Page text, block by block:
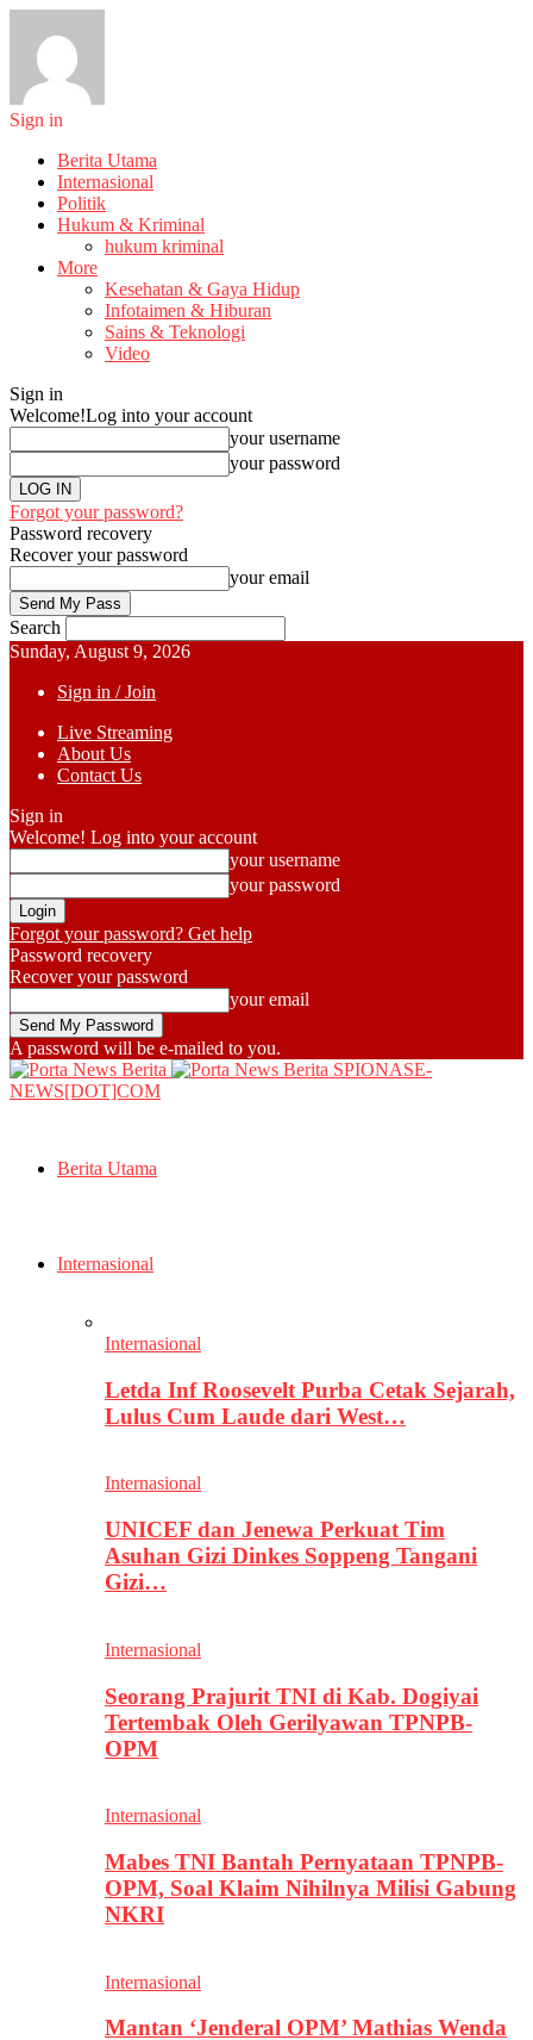
Sign in
Berita Utama
Internasional
Politik
Hukum & Kriminal
hukum kriminal
More
Kesehatan & Gaya Hidup
Infotaimen & Hiburan
Sains & Teknologi
Video
Sign in
Welcome!Log into your account
your username
your password
Forgot your password?
Password recovery
Recover your password
your email
Search
Sunday, August 9, 2026
Sign in / Join
Live Streaming
About Us
Contact Us
Sign in
Welcome! Log into your account
your username
your password
Forgot your password? Get help
Password recovery
Recover your password
your email
A password will be e-mailed to you.
SPIONASE-
NEWS[DOT]COM
Berita Utama
Internasional
Internasional
Letda Inf Roosevelt Purba Cetak Sejarah,
Lulus Cum Laude dari West…
Internasional
UNICEF dan Jenewa Perkuat Tim
Asuhan Gizi Dinkes Soppeng Tangani
Gizi…
Internasional
Seorang Prajurit TNI di Kab. Dogiyai
Tertembak Oleh Gerilyawan TPNPB-
OPM
Internasional
Mabes TNI Bantah Pernyataan TPNPB-
OPM, Soal Klaim Nihilnya Milisi Gabung
NKRI
Internasional
Mantan ‘Jenderal OPM’ Mathias Wenda